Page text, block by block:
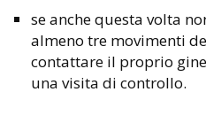
se anche questa volta
almeno tre movimenti
contattare il proprio
una visita di controllo.